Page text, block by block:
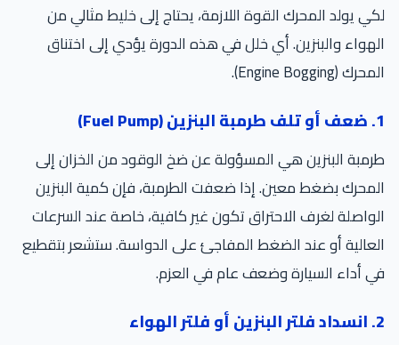
لكي يولد المحرك القوة اللازمة، يحتاج إلى خليط مثالي من
الهواء والبنزين. أي خلل في هذه الدورة يؤدي إلى اختناق
المحرك (Engine Bogging).
1. ضعف أو تلف طرمبة البنزين (Fuel Pump)
طرمبة البنزين هي المسؤولة عن ضخ الوقود من الخزان إلى
المحرك بضغط معين. إذا ضعفت الطرمبة، فإن كمية البنزين
الواصلة لغرف الاحتراق تكون غير كافية، خاصة عند السرعات
العالية أو عند الضغط المفاجئ على الدواسة. ستشعر بتقطيع
في أداء السيارة وضعف عام في العزم.
2. انسداد فلتر البنزين أو فلتر الهواء